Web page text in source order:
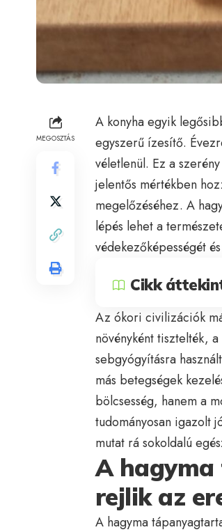
MEGOSZTÁS
A konyha egyik
egyszerű ízesítő.
véletlenül. Ez a
jelentős mértékben
megelőzéséhez. A
lépés lehet a
védekezőképességét
Cikk
Az ókori civilizációk
növényként tisztelték,
sebgyógyításra
más betegségek
bölcsesség, hanem a
tudományosan igazolt
mutat rá sokoldalú
A
rejlik az
A hagyma